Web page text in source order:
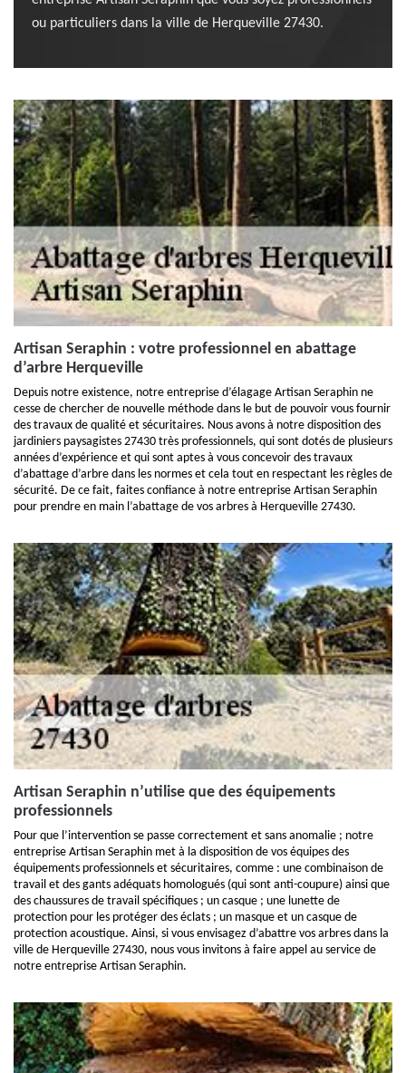
ou particuliers dans la ville de Herqueville 27430.
Artisan Seraphin : votre professionnel en abattage
d’arbre Herqueville
Depuis notre existence, notre entreprise d’élagage Artisan Seraphin ne
cesse de chercher de nouvelle méthode dans le but de pouvoir vous fournir
des travaux de qualité et sécuritaires. Nous avons à notre disposition des
jardiniers paysagistes 27430 très professionnels, qui sont dotés de plusieurs
années d’expérience et qui sont aptes à vous concevoir des travaux
d’abattage d’arbre dans les normes et cela tout en respectant les règles de
sécurité. De ce fait, faites confiance à notre entreprise Artisan Seraphin
pour prendre en main l’abattage de vos arbres à Herqueville 27430.
Artisan Seraphin n’utilise que des équipements
professionnels
Pour que l’intervention se passe correctement et sans anomalie ; notre
entreprise Artisan Seraphin met à la disposition de vos équipes des
équipements professionnels et sécuritaires, comme : une combinaison de
travail et des gants adéquats homologués (qui sont anti-coupure) ainsi que
des chaussures de travail spécifiques ; un casque ; une lunette de
protection pour les protéger des éclats ; un masque et un casque de
protection acoustique. Ainsi, si vous envisagez d’abattre vos arbres dans la
ville de Herqueville 27430, nous vous invitons à faire appel au service de
notre entreprise Artisan Seraphin.